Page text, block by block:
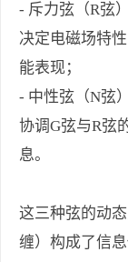
- 斥力弦（R弦
决定电磁场特
能表现；
- 中性弦（N弦
协调G弦与R弦
息。
这三种弦的动
缠）构成了信